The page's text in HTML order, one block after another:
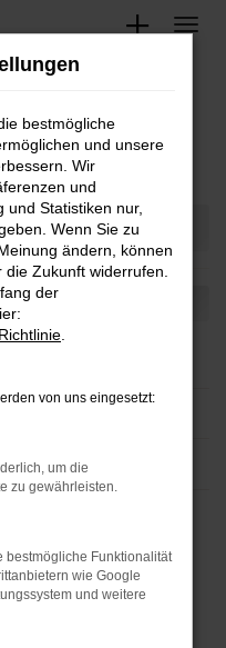
Fahrzeuge
bestmögliche
und unsere
Wir
und
Statistiken nur,
Wenn Sie zu
ändern, können
Zukunft widerrufen.
der
von uns eingesetzt:
um die
zu gewährleisten.
bestmögliche Funktionalität
wie Google
und weitere